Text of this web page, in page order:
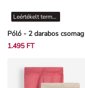
Póló - 2 darabos csomag
Leértékelt termékek
1.495 FT